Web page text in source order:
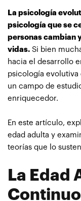
La psicología
psicología que se
personas cambian
vidas. Si bien
hacia el desarrollo
psicología evolutiva
un campo de
enriquecedor.
En este artículo,
edad adulta y
teorías que lo
La Edad